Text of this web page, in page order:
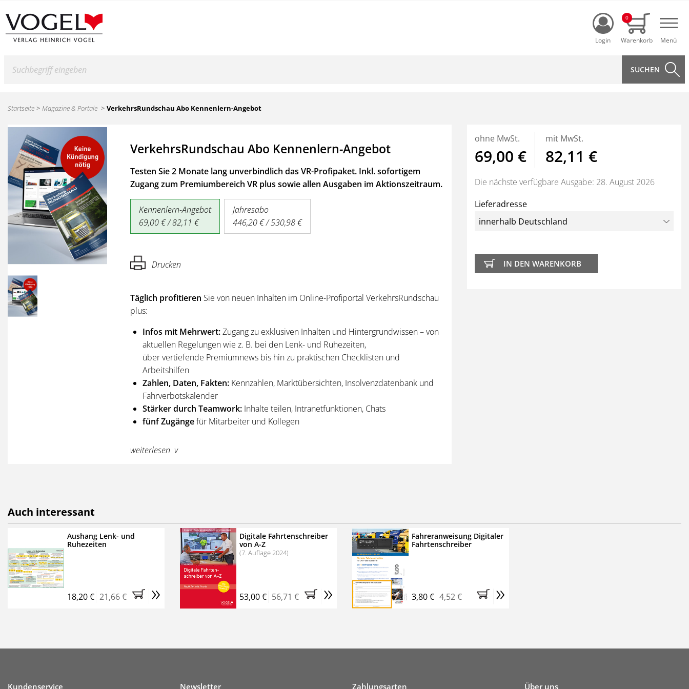
Login
0
Startseite Magazine & Portale VerkehrsRundschau Abo Kennenlern-Angebot
VerkehrsRundschau Abo Kennenlern-Angebot
Testen Sie 2 Monate lang unverbindlich das VR-Profipaket. Inkl. sofortigem
Zugang zum Premiumbereich VR plus sowieallen Ausgaben im Aktionszeitraum.
Kennenlern-Angebot
69,00 € / 82,11 €
Jahresabo
446,20 € / 530,98 €
Drucken
Täglich profitieren Sie von neuen Inhalten im Online-Profiportal VerkehrsRundschau
plus:
Infos mit Mehrwert:Zugang zu exklusiven Inhalten und Hintergrundwissen – von
aktuellen Regelungen wie z. B. bei den Lenk- und Ruhezeiten,
über vertiefende Premiumnews bis hin zu praktischen Checklisten und
Arbeitshilfen
Zahlen, Daten, Fakten: Kennzahlen, Marktübersichten, Insolvenzdatenbank und
Fahrverbotskalender
Stärker durch Teamwork: Inhalte teilen, Intranetfunktionen, Chats
fünf Zugängefür Mitarbeiter und Kollegen
Sie erhaltenalle Ausgaben
Kostenfreie Online-Seminare
Bestellen Sie jetzt das VerkehrsRundschau Profipaket im Kennenlern-Abo für zwei
Monate (inkl. der derzeitig gesetzlichen MwSt. und Versandkosten).Nach 2 Monaten
brauchen Sie nichts weiter tun, das Abonnement endet automatisch, es
entstehen keine weiteren Verpflichtungen.
weiterlesen
ohne MwSt.
69,00 €
mit MwSt.
82,11 €
Die nächste verfügbare Ausgabe: 28. August 2026
Lieferadresse
Auch interessant
Aushang Lenk- und
Ruhezeiten
18,20 € 21,66 € »
Digitale Fahrtenschreiber
von A-Z
(7. Auflage 2024)
53,00 € 56,71 € »
Fahreranweisung Digitaler
Fahrtenschreiber
3,80 € 4,52 € »
Kundenservice Newsletter Zahlungsarten Über uns